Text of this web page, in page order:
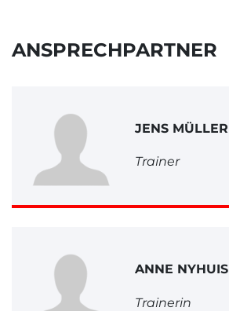
ANSPRECHPARTNER
JENS MÜLLER
Trainer
ANNE NYHUIS
Trainerin